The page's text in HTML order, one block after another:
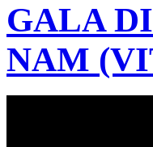
GALA
NAM